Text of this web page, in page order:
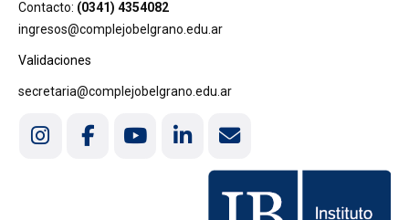
Contacto: (0341) 4354082
ingresos@complejobelgrano.edu.ar
Validaciones
secretaria@complejobelgrano.edu.ar